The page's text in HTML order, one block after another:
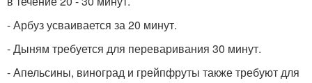
- Арбуз усваивается за 20 минут.
- Дыням требуется для переваривания 30 минут.
- Апельсины, виноград и грейпфруты также требуют для